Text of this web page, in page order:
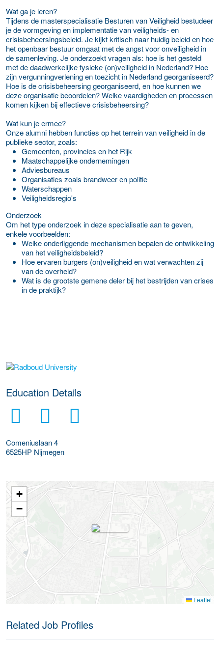
Wat ga je leren?
Tijdens de masterspecialisatie Besturen van Veiligheid bestudeer
je de vormgeving en implementatie van veiligheids- en
crisisbeheersingsbeleid. Je kijkt kritisch naar huidig beleid en hoe
het openbaar bestuur omgaat met de angst voor onveiligheid in
de samenleving. Je onderzoekt vragen als: hoe is het gesteld
met de daadwerkelijke fysieke (on)veiligheid in Nederland? Hoe
zijn vergunningverlening en toezicht in Nederland georganiseerd?
Hoe is de crisisbeheersing georganiseerd, en hoe kunnen we
deze organisatie beoordelen? Welke vaardigheden en processen
komen kijken bij effectieve crisisbeheersing?
Wat kun je ermee?
Onze alumni hebben functies op het terrein van veiligheid in de
publieke sector, zoals:
Gemeenten, provincies en het Rijk
Maatschappelijke ondernemingen
Adviesbureaus
Organisaties zoals brandweer en politie
Waterschappen
Veiligheidsregio's
Onderzoek
Om het type onderzoek in deze specialisatie aan te geven,
enkele voorbeelden:
Welke onderliggende mechanismen bepalen de ontwikkeling
van het veiligheidsbeleid?
Hoe ervaren burgers (on)veiligheid en wat verwachten zij
van de overheid?
Wat is de grootste gemene deler bij het bestrijden van crises
in de praktijk?
about this provider
Education Details
Comeniuslaan 4
6525HP Nijmegen
+
−
Leaflet
Related Job Profiles